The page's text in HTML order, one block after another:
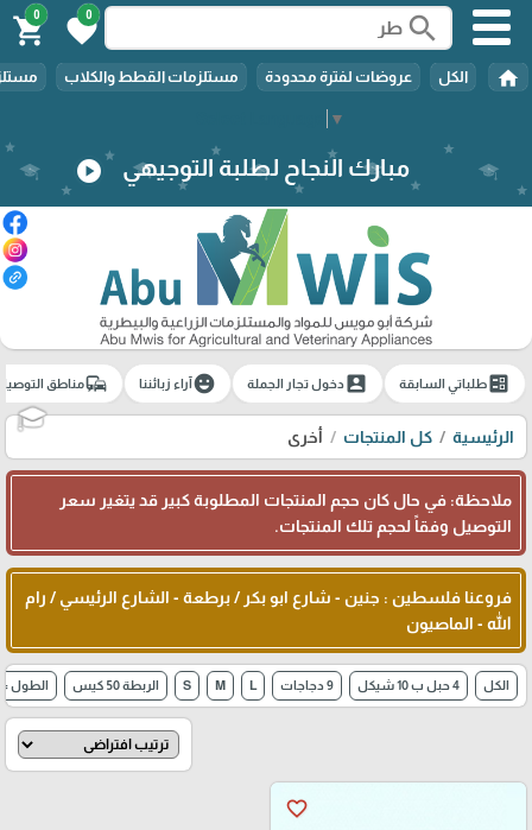
▼
search
0
favorite
0
shopping_cart
home الكل عروضات لفترة محدودة مستلزمات القطط والكلاب
مبارك النجاح لطلبة التوجيهي play_circle
ballotطلباتي السابقة account_boxدخول تجار الجملة emoji_emotionsآراء زبائننا commuteمناطق
الرئيسية كل المنتجات أخرى
ملاحظة: في حال كان حجم المنتجات المطلوبة كبير قد يتغير سعر
التوصيل وفقاً لحجم تلك المنتجات.
فروعنا فلسطين : جنين - شارع ابو بكر / برطعة - الشارع الرئيسي / رام
الله - الماصيون
الكل 4 حبل ب 10 شيكل 9 دجاجات L
M
S الربطة 50 كيس الطول = 50 سم
favorite_border